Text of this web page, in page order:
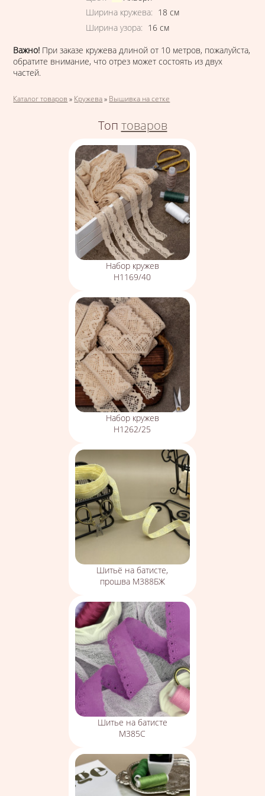
Ширина кружева: 18 см
Ширина узора: 16 см
Важно! При заказе кружева длиной от 10 метров, пожалуйста,
обратите внимание, что отрез может состоять из двух
частей.
Вы здесь
Каталог товаров » Кружева » Вышивка на сетке
Топ товаров
Набор кружев
Н1169/40
Набор кружев
Н1262/25
Шитьё на батисте,
прошва М388БЖ
Шитье на батисте
М385С